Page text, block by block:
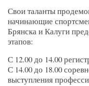
Свои таланты
начинающие
Брянска и Калуги
этапов:
С 12.00 до 14.00
С 14.00 до 18.00
выступления